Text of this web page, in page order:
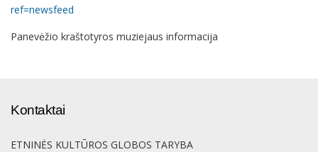
ref=newsfeed
Panevėžio kraštotyros muziejaus informacija
Kontaktai
ETNINĖS KULTŪROS GLOBOS TARYBA